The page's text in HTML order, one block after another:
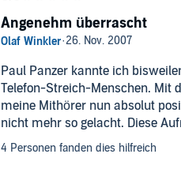
Paul Panzer kannte ich
Telefon-Streich-Menschen. Mit
meine Mithörer nun absolut
nicht mehr so gelacht. Diese
Angenehm überrascht